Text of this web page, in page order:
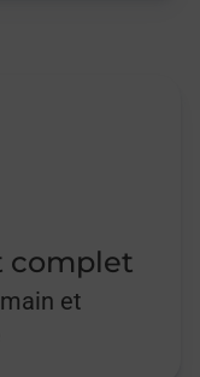
complet
et